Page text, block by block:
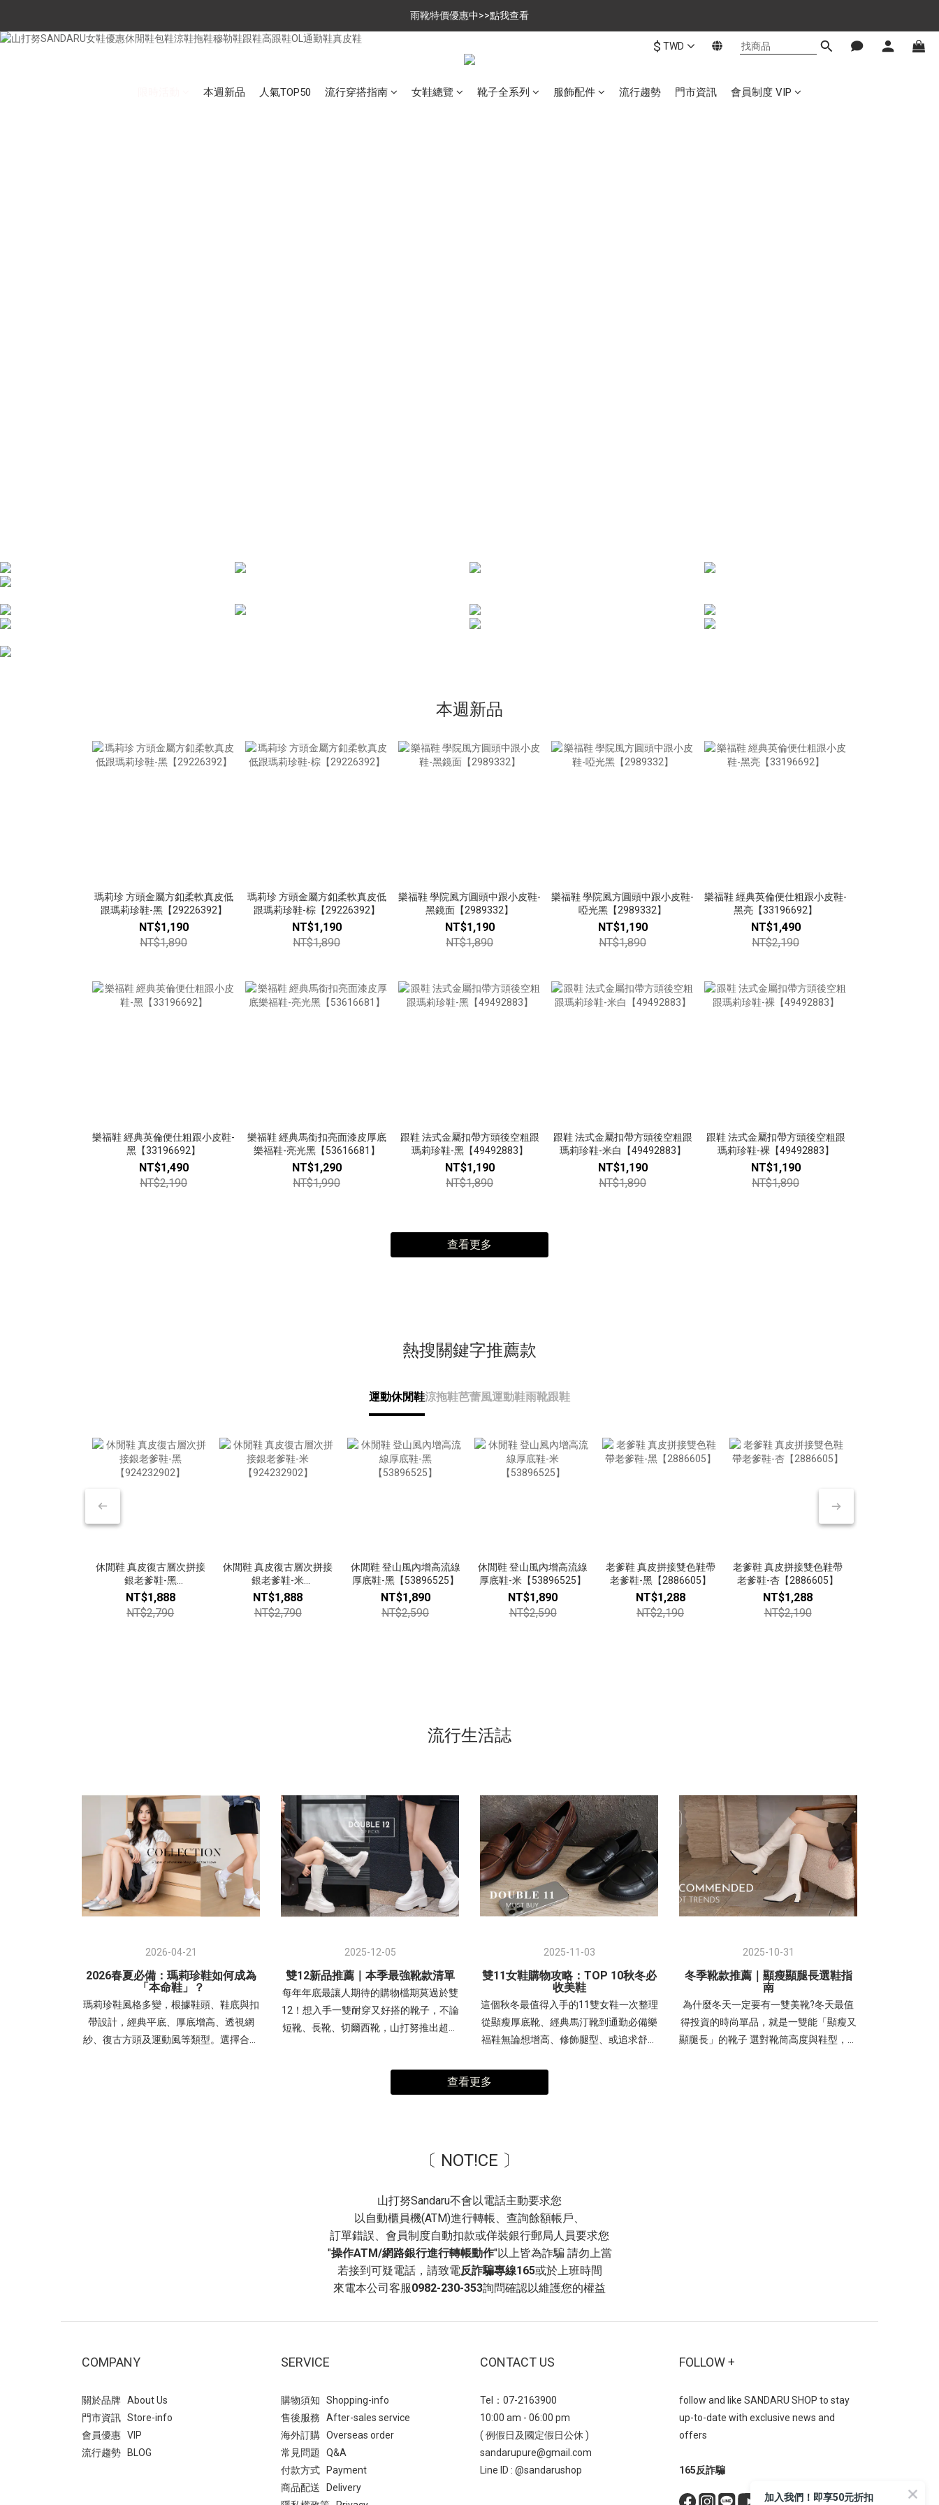
$699免運，優惠品點數5倍送
雨靴特價優惠中>>點我查看
$ TWD
本週新品 人氣TOP50 流行穿搭指南 女鞋總覽 靴子全系列 服飾配件 流行趨勢 門市資訊 會員制度 VIP
本週新品
瑪莉珍 方頭金屬方釦柔軟真皮低
跟瑪莉珍鞋-黑【29226392】
NT$1,190
NT$1,890
瑪莉珍 方頭金屬方釦柔軟真皮低
跟瑪莉珍鞋-棕【29226392】
NT$1,190
NT$1,890
樂福鞋 學院風方圓頭中跟小皮鞋-
黑鏡面【2989332】
NT$1,190
NT$1,890
樂福鞋 學院風方圓頭中跟小皮鞋-
啞光黑【2989332】
NT$1,190
NT$1,890
樂福鞋 經典英倫便仕粗跟小皮鞋-
黑亮【33196692】
NT$1,490
NT$2,190
樂福鞋 經典英倫便仕粗跟小皮鞋-
黑【33196692】
NT$1,490
NT$2,190
樂福鞋 經典馬銜扣亮面漆皮厚底
樂福鞋-亮光黑【53616681】
NT$1,290
NT$1,990
跟鞋 法式金屬扣帶方頭後空粗跟
瑪莉珍鞋-黑【49492883】
NT$1,190
NT$1,890
跟鞋 法式金屬扣帶方頭後空粗跟
瑪莉珍鞋-米白【49492883】
NT$1,190
NT$1,890
跟鞋 法式金屬扣帶方頭後空粗跟
瑪莉珍鞋-裸【49492883】
NT$1,190
NT$1,890
查看更多
熱搜關鍵字推薦款
運動休閒鞋涼拖鞋芭蕾風運動鞋雨靴跟鞋
休閒鞋 真皮復古層次拼接
銀老爹鞋-黑
【924232902】
NT$1,888
NT$2,790
休閒鞋 真皮復古層次拼接
銀老爹鞋-米
【924232902】
NT$1,888
NT$2,790
休閒鞋 登山風內增高流線
厚底鞋-黑【53896525】
NT$1,890
NT$2,590
休閒鞋 登山風內增高流線
厚底鞋-米【53896525】
NT$1,890
NT$2,590
老爹鞋 真皮拼接雙色鞋帶
老爹鞋-黑【2886605】
NT$1,288
NT$2,190
老爹鞋 真皮拼接雙色鞋帶
老爹鞋-杏【2886605】
NT$1,288
NT$2,190
流行生活誌
2026-04-21
2026春夏必備：瑪莉珍鞋如何成為
「本命鞋」？
瑪莉珍鞋風格多變，根據鞋頭、鞋底與扣
帶設計，經典平底、厚底增高、透視網
紗、復古方頭及運動風等類型。選擇合適
白色泡泡袖洋裝，黑色的滾邊設計與腳上
襪搭得好，穿搭完整度就會很高！ 瑪莉
珍 復古交叉帶內增高瑪莉珍鞋- 平底瑪莉
珍鞋：最實穿的日常首選方頭編織紋一字
帶瑪莉珍鞋此款相較於平滑皮革，編織設
2025-12-05
雙12新品推薦｜本季最強靴款清單
每年年底最讓人期待的購物檔期莫過於雙
12！想入手一雙耐穿又好搭的靴子，不論
短靴、長靴、切爾西靴，山打努推出超值
字那你一定不能錯過這篇~ - 短靴推薦從
工作到約會都能穿，適合上班族、學生、
視覺增高修飾比例，這款短靴融合了多種
時尚元素，是秋冬穿搭不可或缺的單品，
孩 → 短靴 一字皮帶扣超厚底鬆糕靴(點
我) 尖頭個性牛仔反摺靴這款短靴融合了
麂皮絨面材質與時尚尖頭設計，輕鬆打造
俐落帥氣的秋冬造型！獨特的靴筒反摺堆
堆造型，增添豐富的穿搭層次感。穩固好
走的5公分跟高，輕鬆拉長雙腿比例，無
個性牛仔反摺靴(點我)- 永不退流行切爾
以其側邊鬆緊帶無鞋帶的設計為主要特
即可輕鬆搞定一週所有穿搭，6.5公分穩
固的厚底立刻拉長腿部比例！經典的鬆緊
帶拼接，不僅增加穿著彈性，更為整體造
型增添率性層次感。推薦給想買一雙能穿
很多年的你！ → 短靴 輕量厚底瘦瘦切爾
西靴(點我)- 潮流厚底靴強勢回歸厚底靴
是秋冬季節持續流行的時尚單品，不僅能
2025-11-03
雙11女鞋購物攻略：TOP 10秋冬必
收美鞋
這個秋冬最值得入手的11雙女鞋一次整理
從顯瘦厚底靴、經典馬汀靴到通勤必備樂
福鞋無論想增高、修飾腿型、或追求舒適
腿瘦瘦靴透過「彈力貼腿」和「防水台厚
底」兩大設計，達到視覺上的顯瘦與增高
搭、舒適，並能輕鬆駕馭多種秋冬風格的
力瘦瘦靴 增高約 7.5 公分採用「前高後
高」的厚底設計，穿上後能貼合腿型，視
覺上使小腿看起來更纖細、俐落修飾身
形；厚實的「鋸齒大底」不僅提供良好的
抓地力與存在感，也為鞋款增添時髦個性
與視覺層次，貼心的「拉鍊」設計，讓穿
是秋冬衣櫥不可或缺的時髦百搭單品。
鍊」的便利設計，讓這雙靴子集美觀、功
能、舒適於一身，是秋冬時髦穿搭不可或
缺的實用單品。(點我)短靴 率性方頭粗中
跟短靴 這款靴子必買的特點：帶有強烈
「復古」元素的設計，能輕鬆營造出優雅
2025-10-31
冬季靴款推薦｜顯瘦顯腿長選鞋指
南
為什麼冬天一定要有一雙美靴?冬天最值
得投資的時尚單品，就是一雙能「顯瘦又
顯腿長」的靴子 選對靴筒高度與鞋型，不
秘密武器中筒靴的長度約在小腿肚中央，
靴（包含及膝靴與膝上靴）是打造逆天長
腿的神器，透過大面積的包覆，直接改變
腿部線條比例選筒身柔軟且貼合腿型的款
合搭配短裙、短褲或貼身褲裝，充分發揮
長靴的修飾效果 材質與功能建議：舒適
查看更多
〔 NOT!CE 〕
山打努Sandaru不會以電話主動要求您
以自動櫃員機(ATM)進行轉帳、查詢餘額帳戶、
訂單錯誤、會員制度自動扣款或佯裝銀行郵局人員要求您
"操作ATM/網路銀行進行轉帳動作"以上皆為詐騙 請勿上當
若接到可疑電話，請致電反詐騙專線165或於上班時間
來電本公司客服0982-230-353詢問確認以維護您的權益
COMPANY
關於品牌 About Us
門市資訊 Store-info
會員優惠 VIP
流行趨勢 BLOG
SERVICE
購物須知 Shopping-info
售後服務 After-sales service
海外訂購 Overseas order
常見問題 Q&A
付款方式 Payment
商品配送 Delivery
CONTACT US
Tel：07-2163900
10:00 am - 06:00 pm
( 例假日及國定假日公休 )
sandarupure@gmail.com
Line ID : @sandarushop
FOLLOW +
follow and like SANDARU SHOP to stay
up-to-date with exclusive news and
offers
165反詐騙
加入我們！即享50元折扣